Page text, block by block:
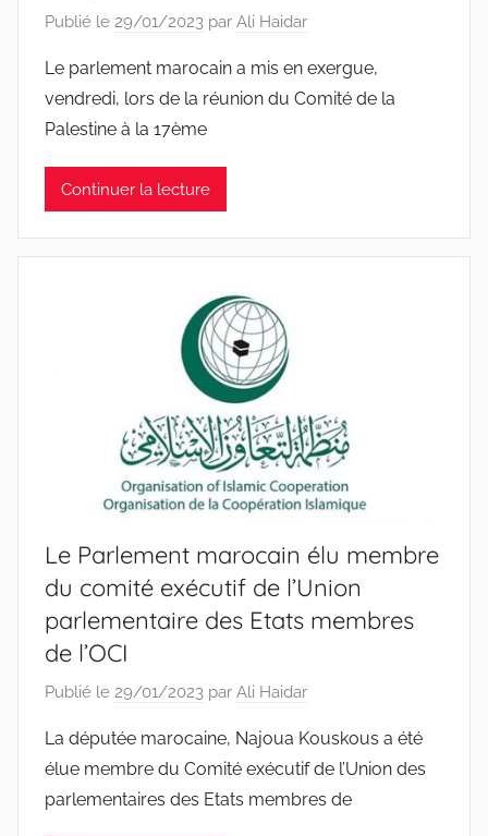
Publié le 29/01/2023 par Ali Haidar
Le parlement marocain a mis en exergue,
vendredi, lors de la réunion du Comité de la
Palestine à la 17ème
Continuer la lecture
Le Parlement marocain élu membre
du comité exécutif de l’Union
parlementaire des Etats membres
de l’OCI
Publié le 29/01/2023 par Ali Haidar
La députée marocaine, Najoua Kouskous a été
élue membre du Comité exécutif de l’Union des
parlementaires des Etats membres de